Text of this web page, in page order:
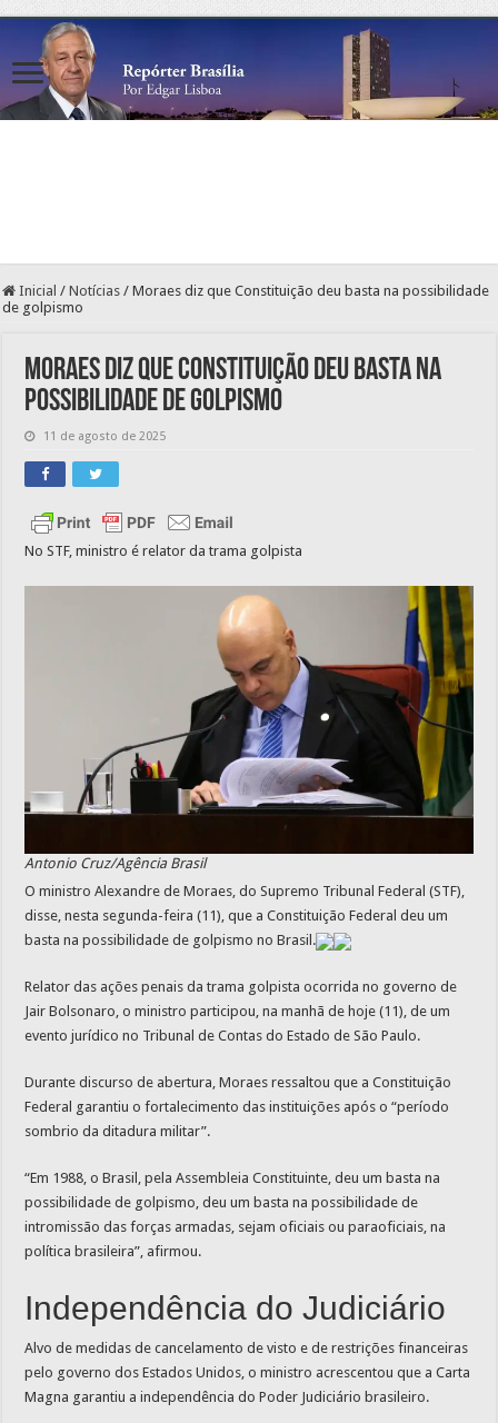
Inicial / Notícias / Moraes diz que Constituição deu basta na possibilidade
de golpismo
Moraes diz que Constituição deu basta na
possibilidade de golpismo
11 de agosto de 2025
No STF, ministro é relator da trama golpista
Antonio Cruz/Agência Brasil
O ministro Alexandre de Moraes, do Supremo Tribunal Federal (STF),
disse, nesta segunda-feira (11), que a Constituição Federal deu um
basta na possibilidade de golpismo no Brasil.
Relator das ações penais da trama golpista ocorrida no governo de
Jair Bolsonaro, o ministro participou, na manhã de hoje (11), de um
evento jurídico no Tribunal de Contas do Estado de São Paulo.
Durante discurso de abertura, Moraes ressaltou que a Constituição
Federal garantiu o fortalecimento das instituições após o “período
sombrio da ditadura militar”.
“Em 1988, o Brasil, pela Assembleia Constituinte, deu um basta na
possibilidade de golpismo, deu um basta na possibilidade de
intromissão das forças armadas, sejam oficiais ou paraoficiais, na
política brasileira”, afirmou.
Independência do Judiciário
Alvo de medidas de cancelamento de visto e de restrições financeiras
pelo governo dos Estados Unidos, o ministro acrescentou que a Carta
Magna garantiu a independência do Poder Judiciário brasileiro.